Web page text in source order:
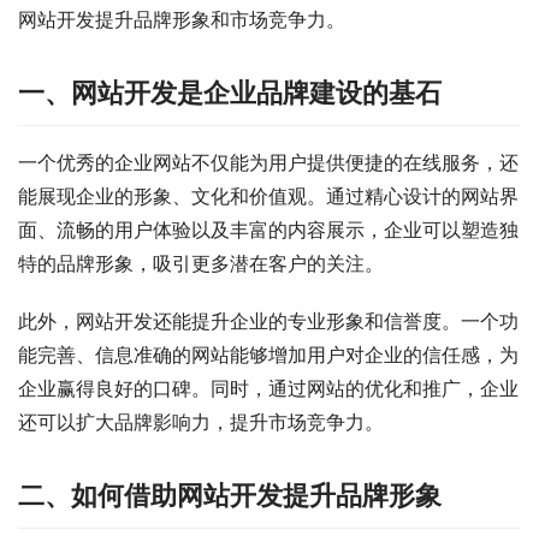
网站开发提升品牌形象和市场竞争力。
一、网站开发是企业品牌建设的基石
一个优秀的企业网站不仅能为用户提供便捷的在线服务，还
能展现企业的形象、文化和价值观。通过精心设计的网站界
面、流畅的用户体验以及丰富的内容展示，企业可以塑造独
特的品牌形象，吸引更多潜在客户的关注。
此外，网站开发还能提升企业的专业形象和信誉度。一个功
能完善、信息准确的网站能够增加用户对企业的信任感，为
企业赢得良好的口碑。同时，通过网站的优化和推广，企业
还可以扩大品牌影响力，提升市场竞争力。
二、如何借助网站开发提升品牌形象